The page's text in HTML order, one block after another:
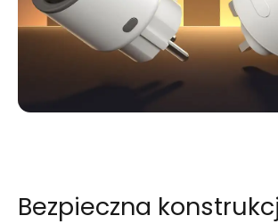
Bezpieczna